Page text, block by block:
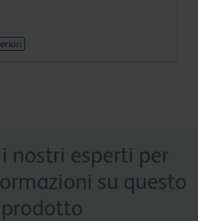
nostri esperti per
su questo
prodotto